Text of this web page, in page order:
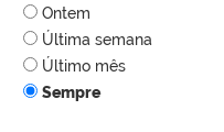
Ontem
Última semana
Último mês
Sempre